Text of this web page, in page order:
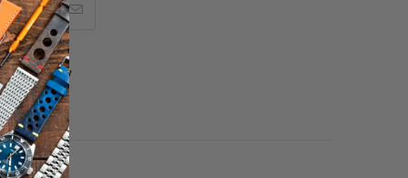
Partagez
ceci
sur
Pinterest
1 review